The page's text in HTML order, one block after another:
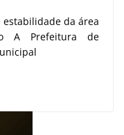
da área
A Prefeitura de